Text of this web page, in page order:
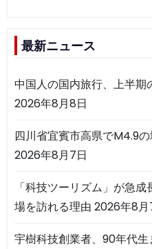
最新ニュース
中国人の国内旅行、上半
2026年8月8日
四川省宜賓市高県でM4.9
2026年8月7日
「科技ツーリズム」が急
場を訪れる理由 2026年8月
宇樹科技創業者、90年代